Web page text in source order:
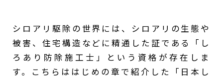
シロアリ駆除の世界には、シロアリの生態や
被害、住宅構造などに精通した証である「し
ろあり防除施工士」という資格が存在しま
す。こちらははじめの章で紹介した「日本し